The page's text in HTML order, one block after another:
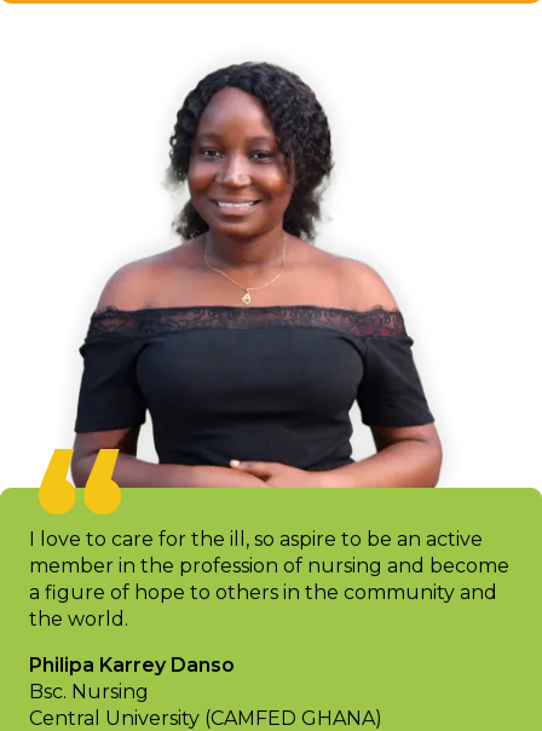
I love to care for the ill, so aspire to be an active
member in the profession of nursing and become
a figure of hope to others in the community and
the world.
Philipa Karrey Danso
Bsc. Nursing
Central University (CAMFED GHANA)